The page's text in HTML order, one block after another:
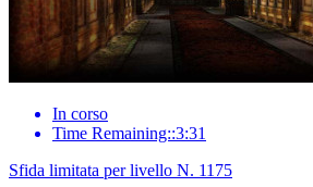
In corso
Time Remaining::3:31
Sfida limitata per livello N. 1175